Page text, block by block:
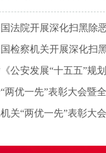
检察机关开展深化扫
两优一先”表彰大会暨
关“两优一先”表彰大